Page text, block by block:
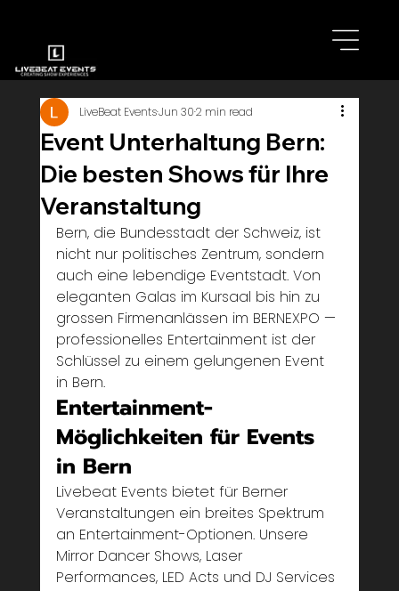
Event Unterhaltung Bern:
Die besten Shows für Ihre
Veranstaltung
LiveBeat EventsJun 302 min read
Bern, die Bundesstadt der Schweiz, ist
nicht nur politisches Zentrum, sondern
auch eine lebendige Eventstadt. Von
eleganten Galas im Kursaal bis hin zu
grossen Firmenanlässen im BERNEXPO —
professionelles Entertainment ist der
Schlüssel zu einem gelungenen Event
in Bern.
Entertainment-
Möglichkeiten für Events
in Bern
Livebeat Events bietet für Berner
Veranstaltungen ein breites Spektrum
an Entertainment-Optionen. Unsere
Mirror Dancer Shows, Laser
Performances, LED Acts und DJ Services